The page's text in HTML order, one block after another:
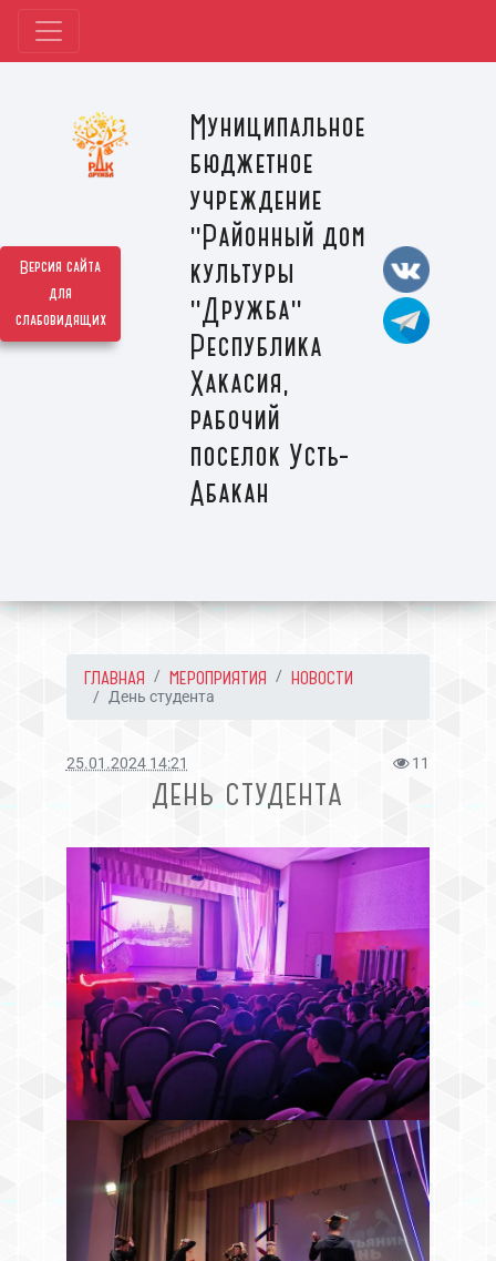
Версия сайта
для
слабовидящих
Муниципальное
бюджетное
учреждение
"Районный дом
культуры
"Дружба"
Республика
Хакасия,
рабочий
поселок Усть-
Абакан
ГЛАВНАЯ МЕРОПРИЯТИЯ НОВОСТИ
День студента
25.01.2024 14:21 11
ДЕНЬ СТУДЕНТА